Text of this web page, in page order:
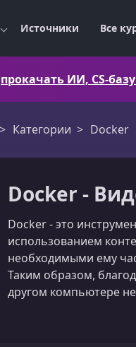
Источники Все
прокачать ИИ, CS-
Категории Docker
Docker -
Docker - это
использованием
необходимыми ему
Таким образом,
другом компьютере